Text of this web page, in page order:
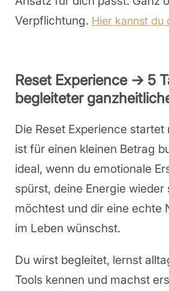
Verpflichtung. Hier kannst du
Reset Experience → 5
begleiteter
Die Reset Experience
ist für einen kleinen Betrag
ideal, wenn du emotionale
spürst, deine Energie wieder
möchtest und dir eine echte
im Leben wünschst.
Du wirst begleitet, lernst
Tools kennen und machst